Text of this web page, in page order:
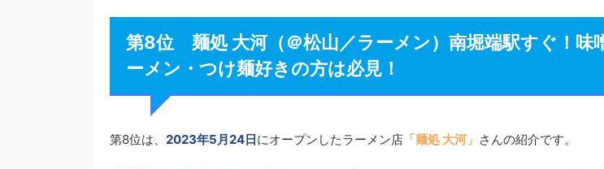
第8位 麺処 大河（＠松山／ラーメン）南堀端駅すぐ！味
ーメン・つけ麺好きの方は必見！
第8位は、 2023年5月24日 にオープンしたラーメン店 「麺処 大河」 さんの紹介です。